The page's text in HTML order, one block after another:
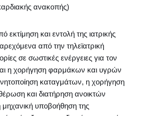
ανακοπής)
εκτίμηση και εντολή της ιατρικής
από την τηλεϊατρική
σε σωστικές ενέργειες για τον
η χορήγηση φαρμάκων και υγρών
καταγμάτων, η χορήγηση
και διατήρηση ανοικτών
υποβοήθηση της